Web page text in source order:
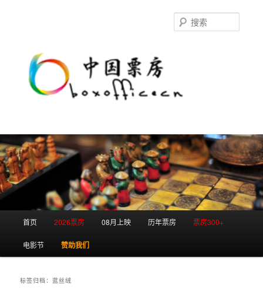
首页 2026票房 08月上映 历年票房 票房300+
电影节 赞助我们
标签归档：蓝丝绒